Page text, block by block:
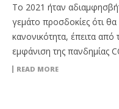
Το 2021 ήταν
γεμάτο προσδοκίες ότι
κανονικότητα, έπειτα
εμφάνιση της πανδημίας
READ MORE